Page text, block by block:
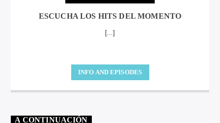
ESCUCHA LOS HITS DEL MOMENTO
[...]
INFO AND EPISODES
A CONTINUACIÓN